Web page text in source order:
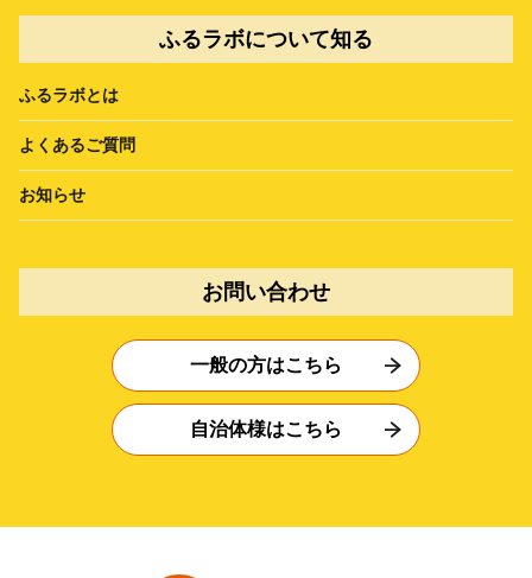
ふるラボについて知る
ふるラボとは
よくあるご質問
お知らせ
お問い合わせ
一般の方はこちら
自治体様はこちら